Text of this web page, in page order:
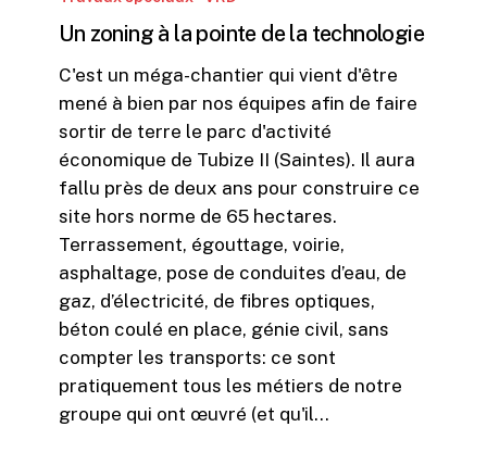
pointe
technologie
Un zoning à la pointe de la technologie
C'est un méga-chantier qui vient d'être
mené à bien par nos équipes afin de faire
sortir de terre le parc d'activité
économique de Tubize II (Saintes). Il aura
fallu près de deux ans pour construire ce
site hors norme de 65 hectares.
Terrassement, égouttage, voirie,
asphaltage, pose de conduites d’eau, de
gaz, d’électricité, de fibres optiques,
béton coulé en place, génie civil, sans
compter les transports: ce sont
pratiquement tous les métiers de notre
groupe qui ont œuvré (et qu'il…